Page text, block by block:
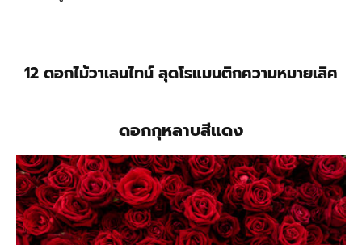
12 ดอกไม้วาเลนไทน์ สุดโรแมนติกความหมายเลิศ
ดอกกุหลาบสีแดง